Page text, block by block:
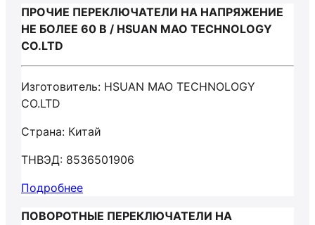
ПРОЧИЕ ПЕРЕКЛЮЧАТЕЛИ НА НАПРЯЖЕНИЕ
НЕ БОЛЕЕ 60 В / HSUAN MAO TECHNOLOGY
CO.LTD
Изготовитель: HSUAN MAO TECHNOLOGY
CO.LTD
Страна: Китай
ТНВЭД: 8536501906
Подробнее
ПОВОРОТНЫЕ ПЕРЕКЛЮЧАТЕЛИ НА